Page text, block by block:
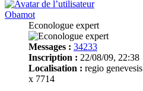
Obamot
Econologue expert
Messages : 34233
Inscription : 22/08/09, 22:38
Localisation : regio genevesis
x 7714